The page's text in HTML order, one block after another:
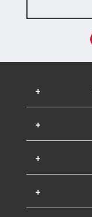
+
+
+
+